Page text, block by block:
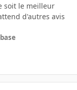
soit le meilleur
d'autres avis